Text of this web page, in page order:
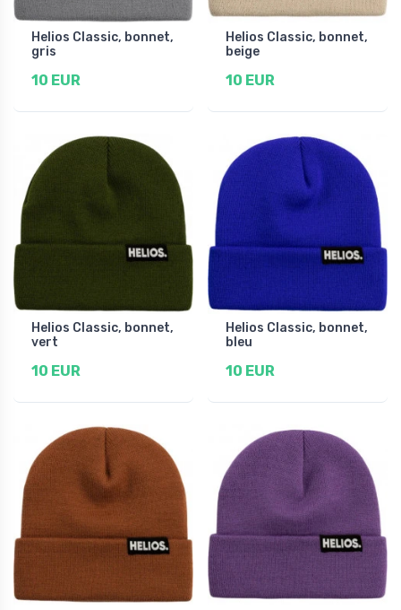
Helios Classic, bonnet,
gris
10 EUR
Helios Classic, bonnet,
beige
10 EUR
Helios Classic, bonnet,
vert
10 EUR
Helios Classic, bonnet,
bleu
10 EUR